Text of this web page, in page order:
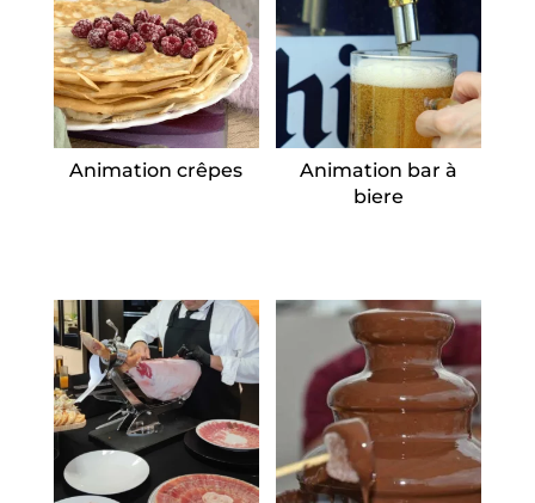
Animation crêpes
Animation bar à
biere